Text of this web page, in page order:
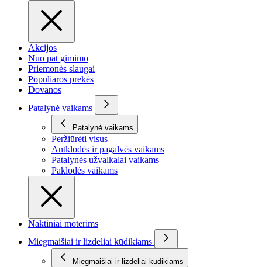
Akcijos
Nuo pat gimimo
Priemonės slaugai
Populiaros prekės
Dovanos
Patalynė vaikams
Patalynė vaikams
Peržiūrėti visus
Antklodės ir pagalvės vaikams
Patalynės užvalkalai vaikams
Paklodės vaikams
Naktiniai moterims
Miegmaišiai ir lizdeliai kūdikiams
Miegmaišiai ir lizdeliai kūdikiams